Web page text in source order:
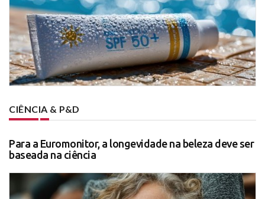
CIÊNCIA & P&D
Para a Euromonitor, a longevidade na beleza deve ser
baseada na ciência